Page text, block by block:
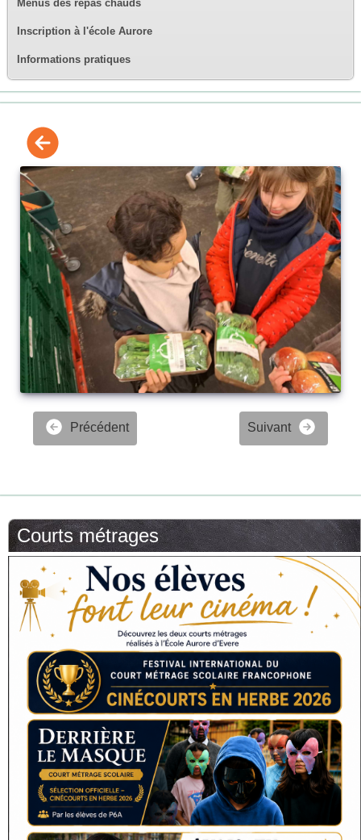
Menus des repas chauds
Inscription à l'école Aurore
Informations pratiques
Précédent Suivant
Courts métrages